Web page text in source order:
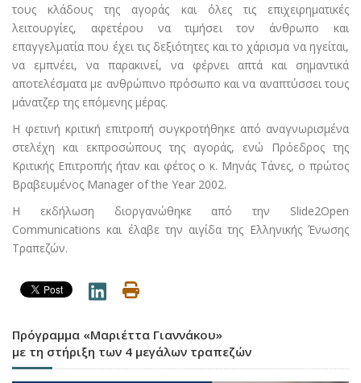
τους κλάδους της αγοράς και όλες τις επιχειρηματικές
λειτουργίες, αφετέρου να τιμήσει τον άνθρωπο και
επαγγελματία που έχει τις δεξιότητες και το χάρισμα να ηγείται,
να εμπνέει, να παρακινεί, να φέρνει απτά και σημαντικά
αποτελέσματα με ανθρώπινο πρόσωπο και να αναπτύσσει τους
μάνατζερ της επόμενης μέρας.
Η φετινή κριτική επιτροπή συγκροτήθηκε από αναγνωρισμένα
στελέχη και εκπροσώπους της αγοράς, ενώ Πρόεδρος της
Κριτικής Επιτροπής ήταν και φέτος ο κ. Μηνάς Τάνες, ο πρώτος
Βραβευμένος Manager of the Year 2002.
Η εκδήλωση διοργανώθηκε από την Slide2Open
Communications και έλαβε την αιγίδα της Ελληνικής Ένωσης
Τραπεζών.
Πρόγραμμα «Μαριέττα Γιαννάκου»
με τη στήριξη των 4 μεγάλων τραπεζών